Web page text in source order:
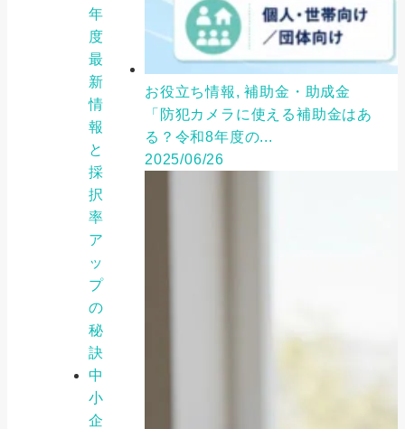
年
度
最
新
情
報
と
採
択
率
ア
ッ
プ
の
秘
訣
中
小
企
お役立ち情報, 補助金・助成金
「防犯カメラに使える補助金はあ
る？令和8年度の...
2025/06/26